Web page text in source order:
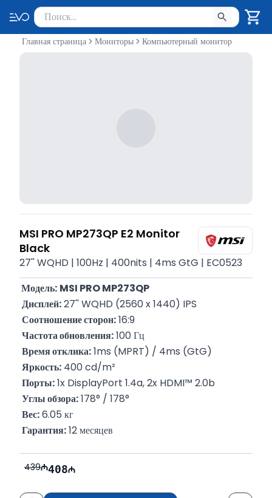
Поиск товаров
Введите минимум 2 символа для поиска. Нажмите Enter
Главная страница Мониторы Компьютерный монитор
MSI PRO MP273QP E2 Monitor
Black
27'' WQHD | 100Hz | 400nits | 4ms GtG | EC0523
Модель: MSI PRO MP273QP
Дисплей: 27'' WQHD (2560 x 1440) IPS
Соотношение сторон: 16:9
Частота обновления: 100 Гц
Время отклика: 1ms (MPRT) / 4ms (GtG)
Яркость: 400 cd/m²
Порты: 1x DisplayPort 1.4a, 2x HDMI™ 2.0b
Углы обзора: 178° / 178°
Вес: 6.05 кг
Гарантия: 12 месяцев
439 408